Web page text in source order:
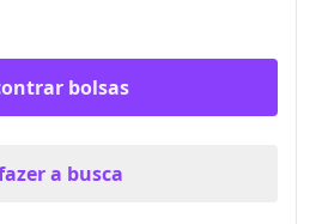
bolsas
a busca